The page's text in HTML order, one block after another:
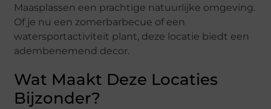
Maasplassen een prachtige natuurlijke omgeving.
Of je nu een zomerbarbecue of een
watersportactiviteit plant, deze locatie biedt een
adembenemend decor.
Wat Maakt Deze Locaties
Bijzonder?